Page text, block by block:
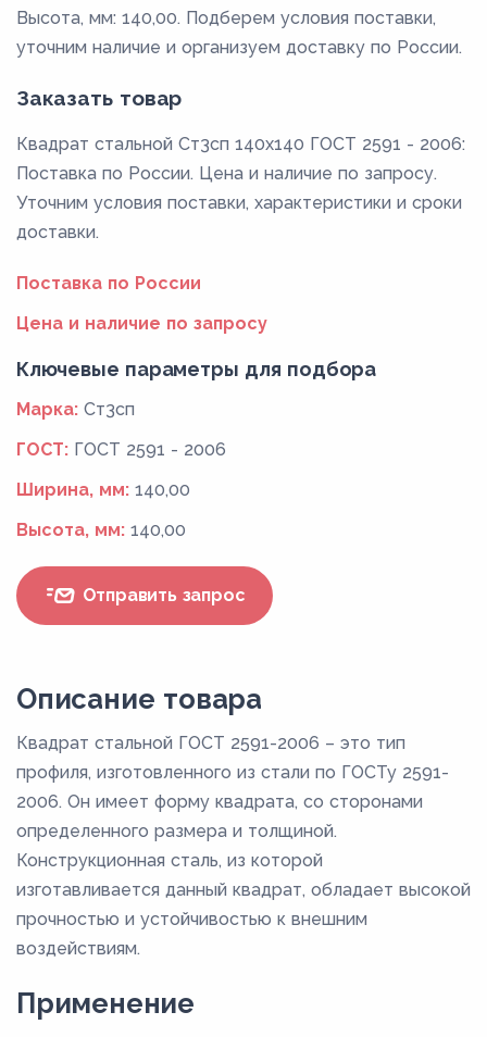
Высота, мм: 140,00. Подберем условия поставки,
уточним наличие и организуем доставку по России.
Заказать товар
Квадрат стальной Ст3сп 140x140 ГОСТ 2591 - 2006:
Поставка по России. Цена и наличие по запросу.
Уточним условия поставки, характеристики и сроки
доставки.
Поставка по России
Цена и наличие по запросу
Ключевые параметры для подбора
Марка: Ст3сп
ГОСТ: ГОСТ 2591 - 2006
Ширина, мм: 140,00
Высота, мм: 140,00
Отправить запрос
Описание товара
Квадрат стальной ГОСТ 2591-2006 – это тип
профиля, изготовленного из стали по ГОСТу 2591-
2006. Он имеет форму квадрата, со сторонами
определенного размера и толщиной.
Конструкционная сталь, из которой
изготавливается данный квадрат, обладает высокой
прочностью и устойчивостью к внешним
воздействиям.
Применение